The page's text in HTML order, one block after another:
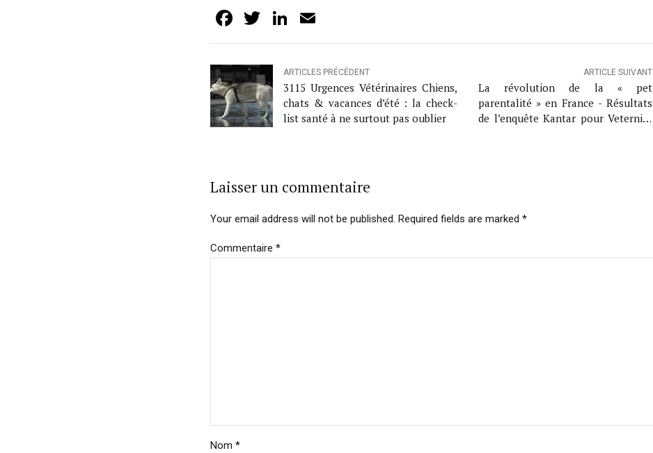
Facebook
TwitterLinkedIn
ARTICLES PRÉCÉDENT
3115 Urgences Vétérinaires Chiens,
chats & vacances d’été : la check-
list santé à ne surtout pas oublier
ARTICLE SUIVANT
La révolution de la « pet
parentalité » en France - Résultats
de l’enquête Kantar pour Veternity
Laisser un commentaire
Your email address will not be published. Required fields are marked *
Commentaire *
Nom *